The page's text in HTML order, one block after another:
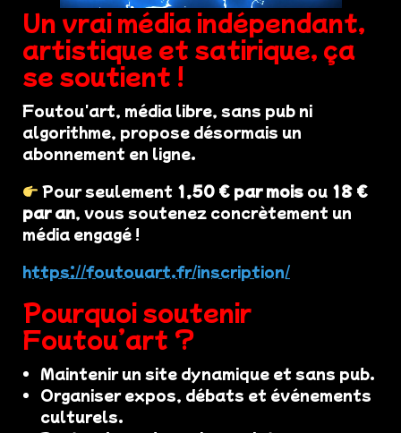
Un vrai média indépendant,
artistique et satirique, ça
se soutient !
Foutou'art, média libre, sans pub ni
algorithme, propose désormais un
abonnement en ligne.
Pour seulement 1,50 € par mois ou 18 €
par an, vous soutenez concrètement un
média engagé !
https://foutouart.fr/inscription/
Pourquoi soutenir
Foutou’art ?
Maintenir un site dynamique et sans pub.
Organiser expos, débats et événements
culturels.